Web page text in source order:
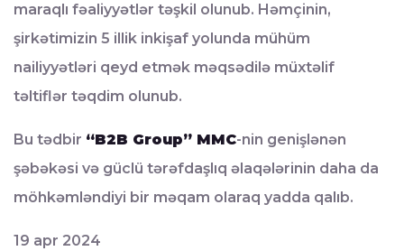
maraqlı fəaliyyətlər təşkil olunub. Həmçinin,
şirkətimizin 5 illik inkişaf yolunda mühüm
nailiyyətləri qeyd etmək məqsədilə müxtəlif
təltiflər təqdim olunub.
Bu tədbir “B2B Group” MMC-nin genişlənən
şəbəkəsi və güclü tərəfdaşlıq əlaqələrinin daha da
möhkəmləndiyi bir məqam olaraq yadda qalıb.
19 apr 2024